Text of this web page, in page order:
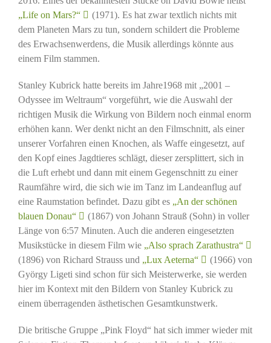
„Life on Mars?“
(1971). Es hat zwar textlich nichts mit
dem Planeten Mars zu tun, sondern schildert die Probleme
des Erwachsenwerdens, die Musik allerdings könnte aus
einem Film stammen.
Stanley Kubrick hatte bereits im Jahre1968 mit „2001 –
Odyssee im Weltraum“ vorgeführt, wie die Auswahl der
richtigen Musik die Wirkung von Bildern noch einmal enorm
erhöhen kann. Wer denkt nicht an den Filmschnitt, als einer
unserer Vorfahren einen Knochen, als Waffe eingesetzt, auf
den Kopf eines Jagdtieres schlägt, dieser zersplittert, sich in
die Luft erhebt und dann mit einem Gegenschnitt zu einer
Raumfähre wird, die sich wie im Tanz im Landeanflug auf
eine Raumstation befindet. Dazu gibt es „An der schönen
blauen Donau“
(1867) von Johann Strauß (Sohn) in voller
Länge von 6:57 Minuten. Auch die anderen eingesetzten
Musikstücke in diesem Film wie „Also sprach Zarathustra“
(1896) von Richard Strauss und „Lux Aeterna“
(1966) von
György Ligeti sind schon für sich Meisterwerke, sie werden
hier im Kontext mit den Bildern von Stanley Kubrick zu
einem überragenden ästhetischen Gesamtkunstwerk.
Die britische Gruppe „Pink Floyd“ hat sich immer wieder mit